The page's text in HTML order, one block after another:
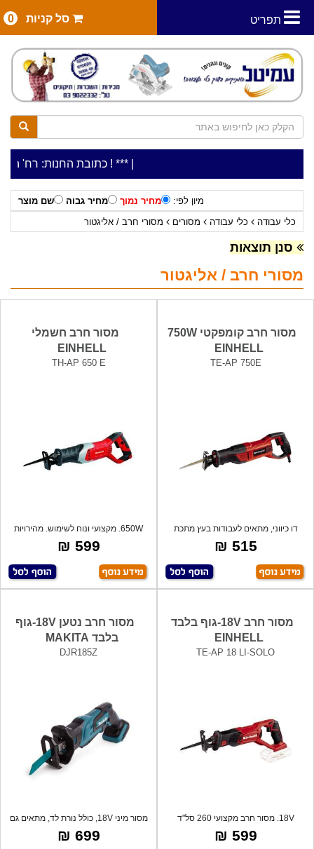
תפריט סל קניות 0
***כתובת החנות: רח' המלאכה 2, ביתן 8 (כניסה מרח' עמל 5) א.ת.פארק אפק, ***כלי עבודה להשכרה בתעריף יומי משתלם ! ***
מיון לפי: מחיר נמוך מחיר גבוה
שם מוצר
כלי עבודה
כלי עבודה מסורים מסורי חרב / אליגטור
סנן תוצאות
מסורי חרב / אליגטור
מסור חרב קומפקטי 750W
EINHELL
TE-AP 750E
דו כיווני, מתאים לעבודות בעץ מתכת
ופלסטי
515 ₪
מסור חרב חשמלי
EINHELL
TH-AP 650 E
650W. מקצועי ונוח לשימוש. מהירויות
משתנו
599 ₪
מסור חרב 18V-גוף בלבד
EINHELL
TE-AP 18 LI-SOLO
18V. מסור חרב מקצועי 260 סל"ד
לעבודות בנ
599 ₪
מסור חרב נטען 18V-גוף
בלבד MAKITA
DJR185Z
מסור מיני 18V, כולל נורת לד, מתאים גם
לש
699 ₪